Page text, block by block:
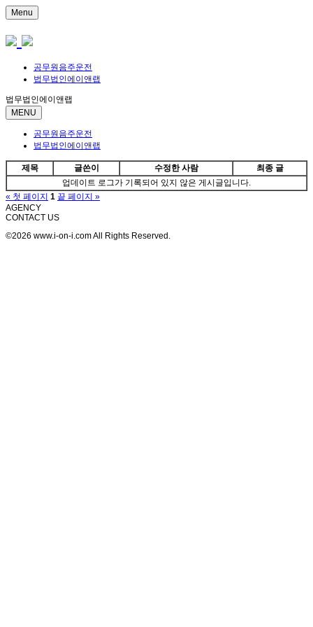
Menu
공무원음주운전
법무법인에이앤랩
법무법인에이앤랩
MENU
공무원음주운전
법무법인에이앤랩
제목 글쓴이 수정한 사람
최종 글
업데이트 로그가 기록되어 있지 않은 게시글입니다.
« 첫 페이지 1 끝 페이지 »
AGENCY
CONTACT US
©2026 www.i-on-i.com All Rights Reserved.